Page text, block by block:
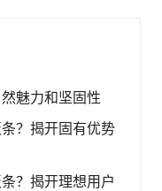
魅力和坚固性
？揭开固有优势
？揭开理想用户